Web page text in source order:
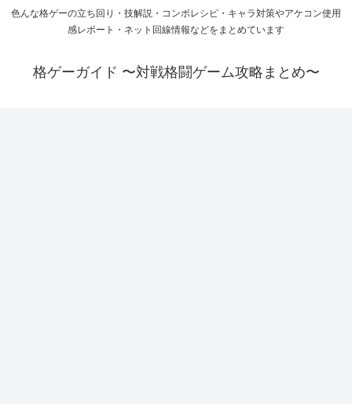
色んな格ゲーの立ち回り・技解説・コンボレシピ・キャラ対策やアケコン使用
感レポート・ネット回線情報などをまとめています
格ゲーガイド 〜対戦格闘ゲーム攻略まとめ〜